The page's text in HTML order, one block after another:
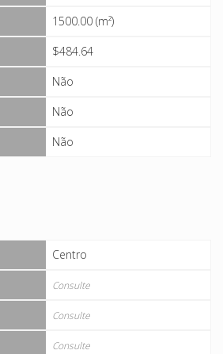
1500.00 (m²)
$484.64
Não
Não
Não
Centro
Consulte
Consulte
Consulte